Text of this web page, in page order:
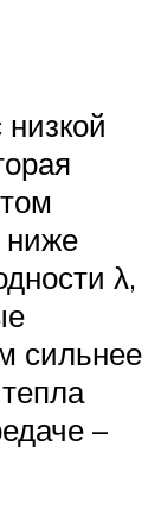
ниже
λ,
сильнее
–